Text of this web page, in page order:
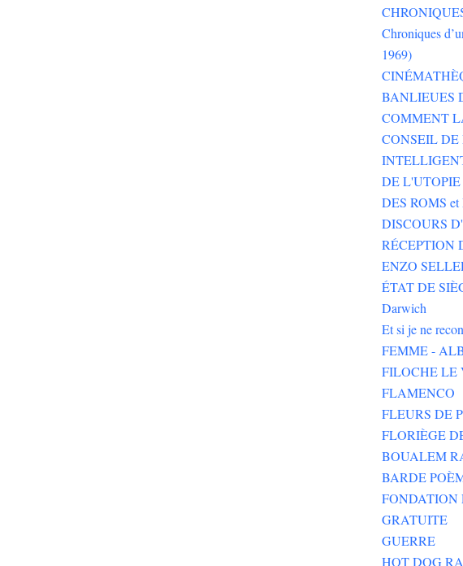
Chroniques
1969)
BANLIEUES
COMMENT
CONSEIL
DE L'UTOPIE
DES ROMS
DISCOURS
RÉCEPTION
ENZO
ÉTAT DE
Darwich
Et si je ne
FEMME -
FILOCHE LE
FLAMENCO
FLEURS DE
FLORIÈGE
BOUALEM
BARDE
FONDATION
GRATUITE
GUERRE
HOT DOG